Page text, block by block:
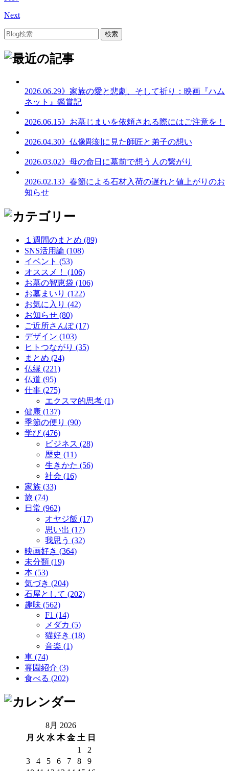
Next
2026.06.29》家族の愛と悲劇、そして祈り：映画『ハム
ネット』鑑賞記
2026.06.15》お墓じまいを依頼される際にはご注意を！
2026.04.30》仏像彫刻に見た師匠と弟子の想い
2026.03.02》母の命日に墓前で想う人の繋がり
2026.02.13》春節による石材入荷の遅れと値上がりのお
知らせ
１週間のまとめ (89)
SNS活用論 (108)
イベント (53)
オススメ！ (106)
お墓の智恵袋 (106)
お墓まいり (122)
お気に入り (42)
お知らせ (80)
ご近所さんぽ (17)
デザイン (103)
ヒトつながり (35)
まとめ (24)
仏縁 (221)
仏道 (95)
仕事 (275)
エクスマ的思考 (1)
健康 (137)
季節の便り (90)
学び (476)
ビジネス (28)
歴史 (11)
生きかた (56)
社会 (16)
家族 (33)
旅 (74)
日常 (962)
オヤジ飯 (17)
思い出 (17)
我思う (32)
映画好き (364)
未分類 (19)
本 (53)
気づき (204)
石屋として (202)
趣味 (562)
F1 (14)
メダカ (5)
猫好き (18)
音楽 (1)
車 (74)
霊園紹介 (3)
食べる (202)
8月 2026
月 火 水 木 金 土 日
1
2
3
4 5 6 7 8
9